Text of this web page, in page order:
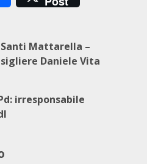
Mattarella –
Daniele Vita
irresponsabile